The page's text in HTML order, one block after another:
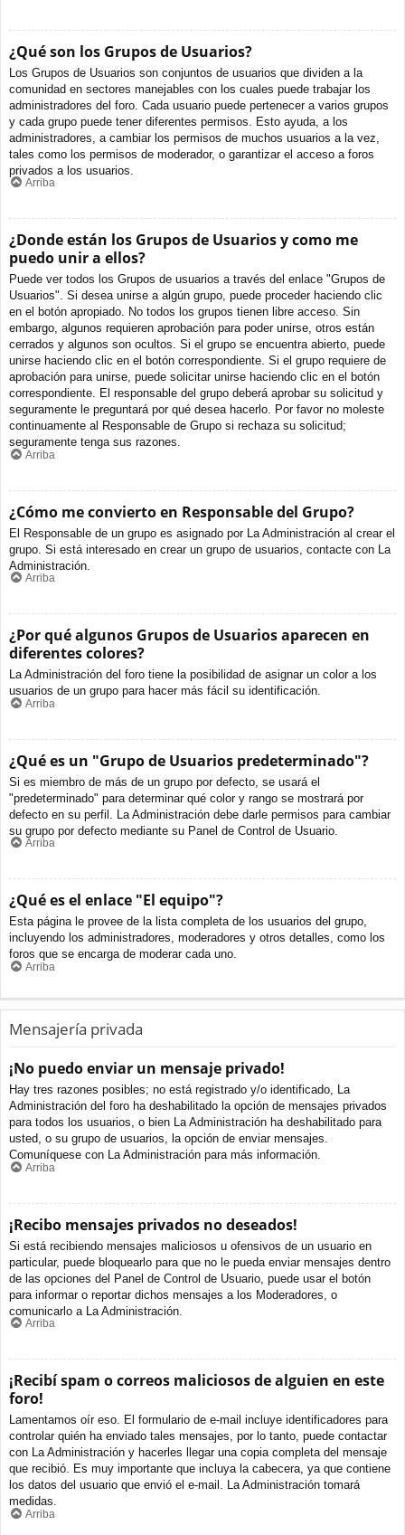
¿Qué son los Grupos de Usuarios?
Los Grupos de Usuarios son conjuntos de usuarios que dividen a la
comunidad en sectores manejables con los cuales puede trabajar los
administradores del foro. Cada usuario puede pertenecer a varios grupos
y cada grupo puede tener diferentes permisos. Esto ayuda, a los
administradores, a cambiar los permisos de muchos usuarios a la vez,
tales como los permisos de moderador, o garantizar el acceso a foros
privados a los usuarios.
Arriba
¿Donde están los Grupos de Usuarios y como me
puedo unir a ellos?
Puede ver todos los Grupos de usuarios a través del enlace "Grupos de
Usuarios". Si desea unirse a algún grupo, puede proceder haciendo clic
en el botón apropiado. No todos los grupos tienen libre acceso. Sin
embargo, algunos requieren aprobación para poder unirse, otros están
cerrados y algunos son ocultos. Si el grupo se encuentra abierto, puede
unirse haciendo clic en el botón correspondiente. Si el grupo requiere de
aprobación para unirse, puede solicitar unirse haciendo clic en el botón
correspondiente. El responsable del grupo deberá aprobar su solicitud y
seguramente le preguntará por qué desea hacerlo. Por favor no moleste
continuamente al Responsable de Grupo si rechaza su solicitud;
seguramente tenga sus razones.
Arriba
¿Cómo me convierto en Responsable del Grupo?
El Responsable de un grupo es asignado por La Administración al crear el
grupo. Si está interesado en crear un grupo de usuarios, contacte con La
Administración.
Arriba
¿Por qué algunos Grupos de Usuarios aparecen en
diferentes colores?
La Administración del foro tiene la posibilidad de asignar un color a los
usuarios de un grupo para hacer más fácil su identificación.
Arriba
¿Qué es un "Grupo de Usuarios predeterminado"?
Si es miembro de más de un grupo por defecto, se usará el
"predeterminado" para determinar qué color y rango se mostrará por
defecto en su perfil. La Administración debe darle permisos para cambiar
su grupo por defecto mediante su Panel de Control de Usuario.
Arriba
¿Qué es el enlace "El equipo"?
Esta página le provee de la lista completa de los usuarios del grupo,
incluyendo los administradores, moderadores y otros detalles, como los
foros que se encarga de moderar cada uno.
Arriba
Mensajería privada
¡No puedo enviar un mensaje privado!
Hay tres razones posibles; no está registrado y/o identificado, La
Administración del foro ha deshabilitado la opción de mensajes privados
para todos los usuarios, o bien La Administración ha deshabilitado para
usted, o su grupo de usuarios, la opción de enviar mensajes.
Comuníquese con La Administración para más información.
Arriba
¡Recibo mensajes privados no deseados!
Si está recibiendo mensajes maliciosos u ofensivos de un usuario en
particular, puede bloquearlo para que no le pueda enviar mensajes dentro
de las opciones del Panel de Control de Usuario, puede usar el botón
para informar o reportar dichos mensajes a los Moderadores, o
comunicarlo a La Administración.
Arriba
¡Recibí spam o correos maliciosos de alguien en este
foro!
Lamentamos oír eso. El formulario de e-mail incluye identificadores para
controlar quién ha enviado tales mensajes, por lo tanto, puede contactar
con La Administración y hacerles llegar una copia completa del mensaje
que recibió. Es muy importante que incluya la cabecera, ya que contiene
los datos del usuario que envió el e-mail. La Administración tomará
medidas.
Arriba